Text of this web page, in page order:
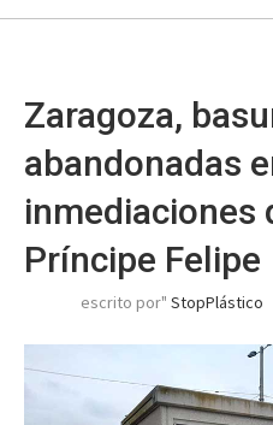
Zaragoza,
abandonadas
inmediaciones
Príncipe Felipe
escrito por" StopPlástico